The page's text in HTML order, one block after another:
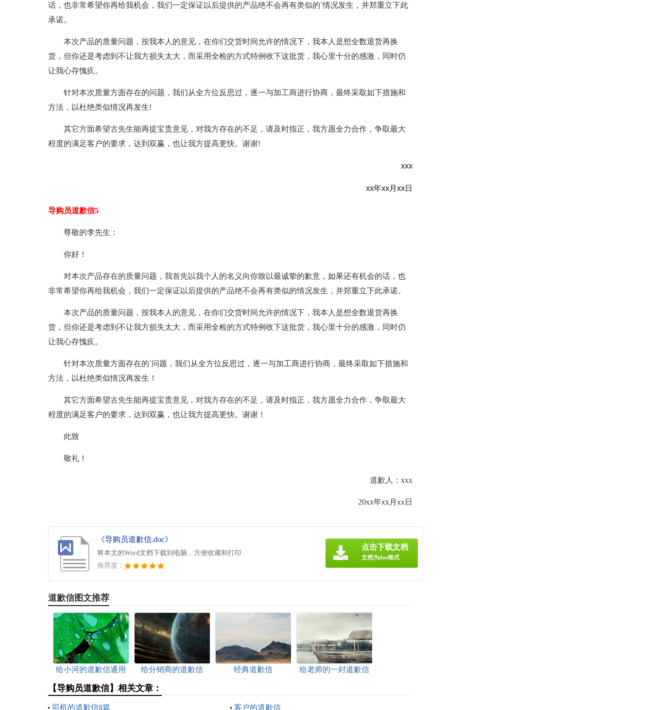
话，也非常希望你再给我机会，我们一定保证以后提供的产品绝不会再有类似的`情况发生，并郑重立下此
承诺。
本次产品的质量问题，按我本人的意见，在你们交货时间允许的情况下，我本人是想全数退货再换
货，但你还是考虑到不让我方损失太大，而采用全检的方式特例收下这批货，我心里十分的感激，同时仍
让我心存愧疚。
针对本次质量方面存在的问题，我们从全方位反思过，逐一与加工商进行协商，最终采取如下措施和
方法，以杜绝类似情况再发生!
其它方面希望古先生能再提宝贵意见，对我方存在的不足，请及时指正，我方愿全力合作，争取最大
程度的满足客户的要求，达到双赢，也让我方提高更快。谢谢!
xxx
xx年xx月xx日
导购员道歉信5
尊敬的李先生：
你好！
对本次产品存在的质量问题，我首先以我个人的名义向你致以最诚挚的歉意，如果还有机会的话，也
非常希望你再给我机会，我们一定保证以后提供的产品绝不会再有类似的情况发生，并郑重立下此承诺。
本次产品的质量问题，按我本人的意见，在你们交货时间允许的情况下，我本人是想全数退货再换
货，但你还是考虑到不让我方损失太大，而采用全检的方式特例收下这批货，我心里十分的感激，同时仍
让我心存愧疚。
针对本次质量方面存在的`问题，我们从全方位反思过，逐一与加工商进行协商，最终采取如下措施和
方法，以杜绝类似情况再发生！
其它方面希望古先生能再提宝贵意见，对我方存在的不足，请及时指正，我方愿全力合作，争取最大
程度的满足客户的要求，达到双赢，也让我方提高更快。谢谢！
此致
敬礼！
道歉人：xxx
20xx年xx月xx日
《导购员道歉信.doc》
将本文的Word文档下载到电脑，方便收藏和打印
推荐度：
点击下载文档
文档为doc格式
道歉信图文推荐
给小河的道歉信通用
给分销商的道歉信 经典道歉信
给老师的一封道歉信
【导购员道歉信】相关文章：
司机的道歉信8篇 客户的道歉信